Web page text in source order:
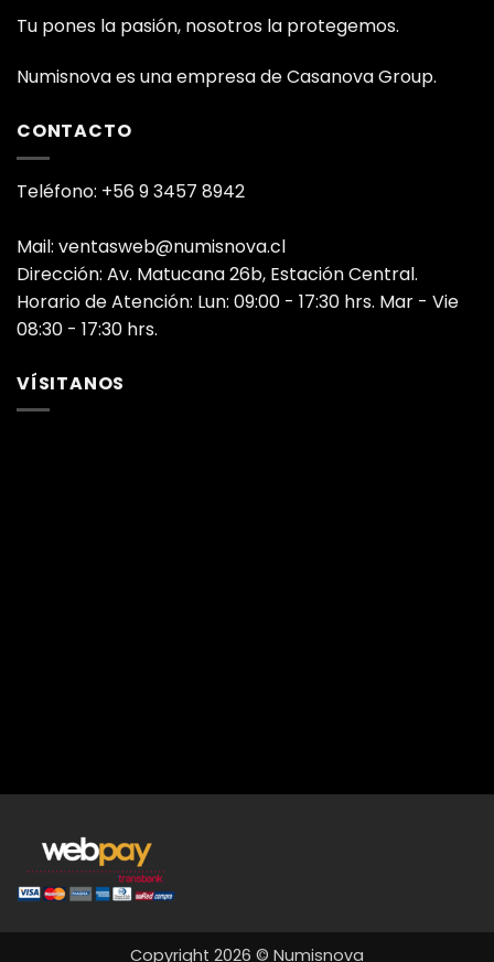
Tu pones la pasión, nosotros la protegemos.
Numisnova es una empresa de Casanova Group.
CONTACTO
Teléfono: +56 9 3457 8942
Mail: ventasweb@numisnova.cl
Dirección: Av. Matucana 26b, Estación Central.
Horario de Atención: Lun: 09:00 - 17:30 hrs. Mar - Vie
08:30 - 17:30 hrs.
VÍSITANOS
Copyright 2026 © Numisnova